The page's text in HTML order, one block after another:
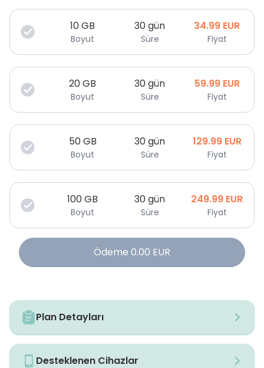
10GB
Boyut
30 gün
Süre
34.99 EUR
Fiyat
20GB
Boyut
30 gün
Süre
59.99 EUR
Fiyat
50GB
Boyut
30 gün
Süre
129.99 EUR
Fiyat
100GB
Boyut
30 gün
Süre
249.99 EUR
Fiyat
Ödeme 0.00 EUR
Plan Detayları
Desteklenen Cihazlar